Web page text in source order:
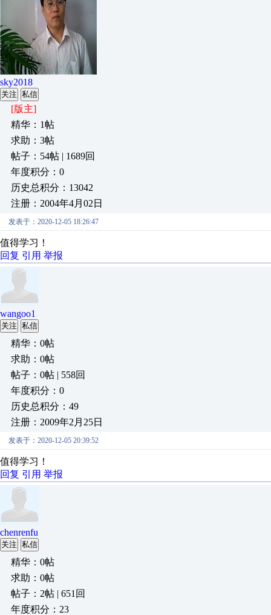
sky2018
关注 私信
[版主]
精华：1帖
求助：3帖
帖子：54帖 | 1689回
年度积分：0
历史总积分：13042
注册：2004年4月02日
发表于：2020-12-05 18:26:47
值得学习！
回复 引用 举报
wangoo1
关注 私信
精华：0帖
求助：0帖
帖子：0帖 | 558回
年度积分：0
历史总积分：49
注册：2009年2月25日
发表于：2020-12-05 20:39:52
值得学习！
回复 引用 举报
chenrenfu
关注 私信
精华：0帖
求助：0帖
帖子：2帖 | 651回
年度积分：23